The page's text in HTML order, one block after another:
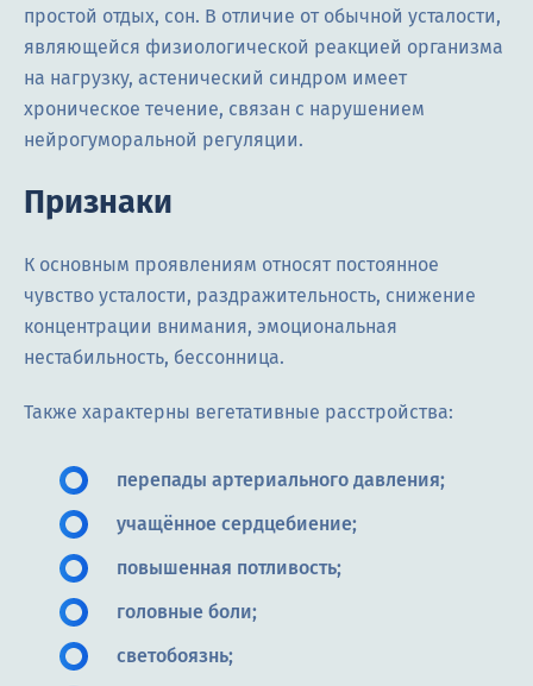
простой отдых, сон. В отличие от обычной усталости,
являющейся физиологической реакцией организма
на нагрузку, астенический синдром имеет
хроническое течение, связан с нарушением
нейрогуморальной регуляции.
Признаки
К основным проявлениям относят постоянное
чувство усталости, раздражительность, снижение
концентрации внимания, эмоциональная
нестабильность, бессонница.
Также характерны вегетативные расстройства:
перепады артериального давления;
учащённое сердцебиение;
повышенная потливость;
головные боли;
светобоязнь;